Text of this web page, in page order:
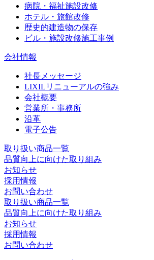
病院・福祉施設改修
ホテル・旅館改修
歴史的建造物の保存
ビル・施設改修施工事例
会社情報
社長メッセージ
LIXILリニューアルの強み
会社概要
営業所・事務所
沿革
電子公告
取り扱い商品一覧
品質向上に向けた取り組み
お知らせ
採用情報
お問い合わせ
取り扱い商品一覧
品質向上に向けた取り組み
お知らせ
採用情報
お問い合わせ